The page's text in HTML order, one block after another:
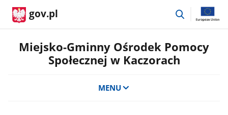
gov.pl
przejdź
Miejsko-Gminny Ośrodek Pomocy
Społecznej w Kaczorach
MENU